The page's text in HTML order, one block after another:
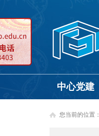
中心党建
您当前的位置：